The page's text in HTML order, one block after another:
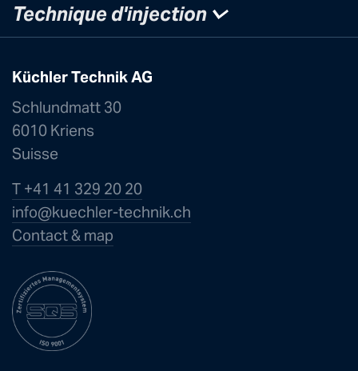
Technique d'injection
Küchler Technik AG
Schlundmatt 30
6010 Kriens
Suisse
T +41 41 329 20 20
info@kuechler-technik.ch
Contact & map